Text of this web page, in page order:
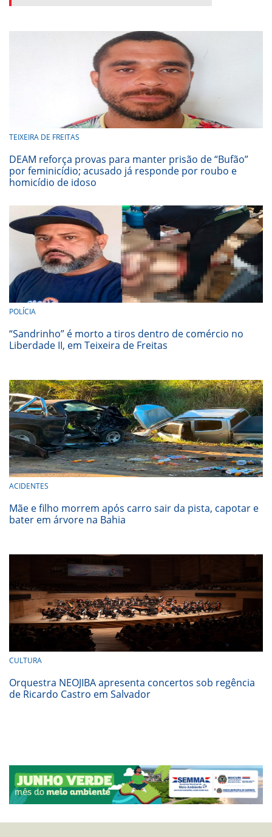
TEIXEIRA DE FREITAS
DEAM reforça provas para manter prisão de “Bufão”
por feminicídio; acusado já responde por roubo e
homicídio de idoso
POLÍCIA
“Sandrinho” é morto a tiros dentro de comércio no
Liberdade II, em Teixeira de Freitas
ACIDENTES
Mãe e filho morrem após carro sair da pista, capotar e
bater em árvore na Bahia
CULTURA
Orquestra NEOJIBA apresenta concertos sob regência
de Ricardo Castro em Salvador